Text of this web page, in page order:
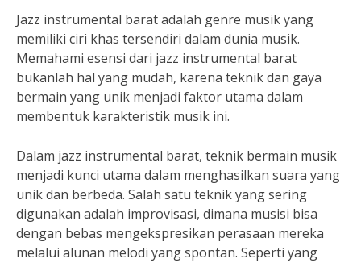
Jazz instrumental barat adalah genre musik yang
memiliki ciri khas tersendiri dalam dunia musik.
Memahami esensi dari jazz instrumental barat
bukanlah hal yang mudah, karena teknik dan gaya
bermain yang unik menjadi faktor utama dalam
membentuk karakteristik musik ini.
Dalam jazz instrumental barat, teknik bermain musik
menjadi kunci utama dalam menghasilkan suara yang
unik dan berbeda. Salah satu teknik yang sering
digunakan adalah improvisasi, dimana musisi bisa
dengan bebas mengekspresikan perasaan mereka
melalui alunan melodi yang spontan. Seperti yang